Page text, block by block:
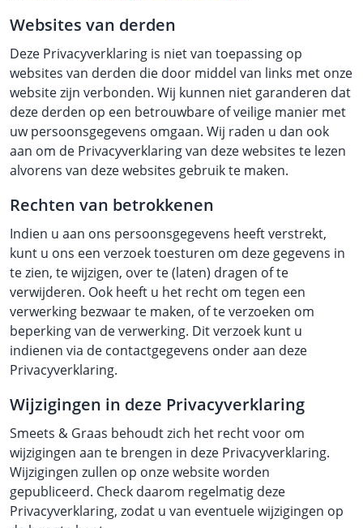
Websites van derden
Deze Privacyverklaring is niet van toepassing op
websites van derden die door middel van links met onze
website zijn verbonden. Wij kunnen niet garanderen dat
deze derden op een betrouwbare of veilige manier met
uw persoonsgegevens omgaan. Wij raden u dan ook
aan om de Privacyverklaring van deze websites te lezen
alvorens van deze websites gebruik te maken.
Rechten van betrokkenen
Indien u aan ons persoonsgegevens heeft verstrekt,
kunt u ons een verzoek toesturen om deze gegevens in
te zien, te wijzigen, over te (laten) dragen of te
verwijderen. Ook heeft u het recht om tegen een
verwerking bezwaar te maken, of te verzoeken om
beperking van de verwerking. Dit verzoek kunt u
indienen via de contactgegevens onder aan deze
Privacyverklaring.
Wijzigingen in deze Privacyverklaring
Smeets & Graas behoudt zich het recht voor om
wijzigingen aan te brengen in deze Privacyverklaring.
Wijzigingen zullen op onze website worden
gepubliceerd. Check daarom regelmatig deze
Privacyverklaring, zodat u van eventuele wijzigingen op